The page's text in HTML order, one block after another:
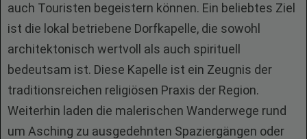
auch Touristen begeistern können. Ein beliebtes Ziel
ist die lokal betriebene Dorfkapelle, die sowohl
architektonisch wertvoll als auch spirituell
bedeutsam ist. Diese Kapelle ist ein Zeugnis der
traditionsreichen religiösen Praxis der Region.
Weiterhin laden die malerischen Wanderwege rund
um Asching zu ausgedehnten Spaziergängen oder